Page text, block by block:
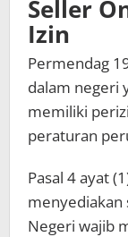
Seller
Izin
Permendag
dalam negeri
memiliki
peraturan
Pasal 4 ayat
menyediakan
Negeri wajib